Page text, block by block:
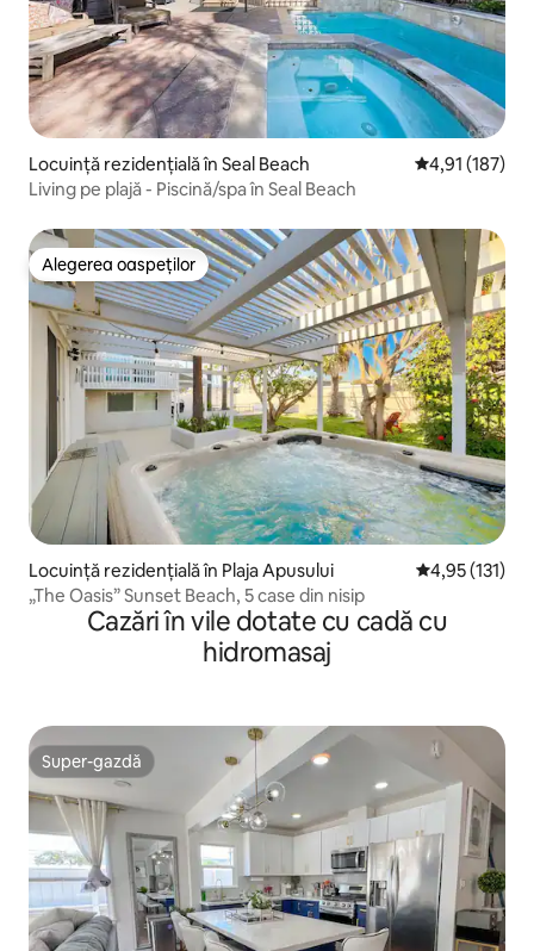
Locuință rezidențială în Seal Beach Scor mediu
4,91 (187)
Living pe plajă - Piscină/spa în Seal Beach
Alegerea oaspeților
Alegerea oaspeților
Locuință rezidențială în Plaja Apusului Scor mediu
4,95 (131)
„The Oasis” Sunset Beach, 5 case din nisip
Cazări în vile dotate cu cadă cu
hidromasaj
Super-gazdă
Super-gazdă